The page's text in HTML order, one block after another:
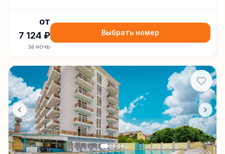
от
7 124 ₽
за ночь
Выбрать номер